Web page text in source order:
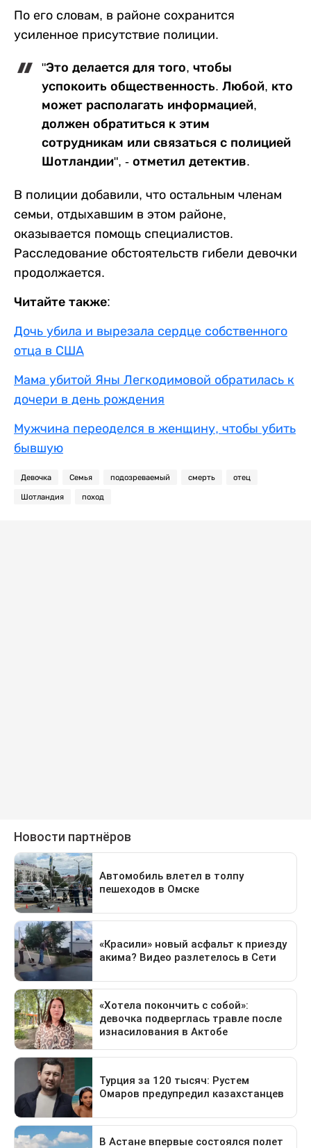
По его словам, в районе сохранится
усиленное присутствие полиции.
"Это делается для того, чтобы
успокоить общественность. Любой, кто
может располагать информацией,
должен обратиться к этим
сотрудникам или связаться с полицией
Шотландии", - отметил детектив.
В полиции добавили, что остальным членам
семьи, отдыхавшим в этом районе,
оказывается помощь специалистов.
Расследование обстоятельств гибели девочки
продолжается.
Читайте также:
Дочь убила и вырезала сердце собственного
отца в США
Мама убитой Яны Легкодимовой обратилась к
дочери в день рождения
Мужчина переоделся в женщину, чтобы убить
бывшую
Девочка Семья подозреваемый смерть отец
Шотландия поход